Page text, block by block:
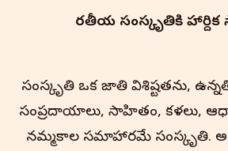
భారతీయ సంస్కృతి‌కి
సంస్కృతి ఒక జాతి విశిష్టతను,
సంప్రదాయాలు, సాహిత్యం, కళలు,
నమ్మకాల సమాహారమే సంస్కృతి.